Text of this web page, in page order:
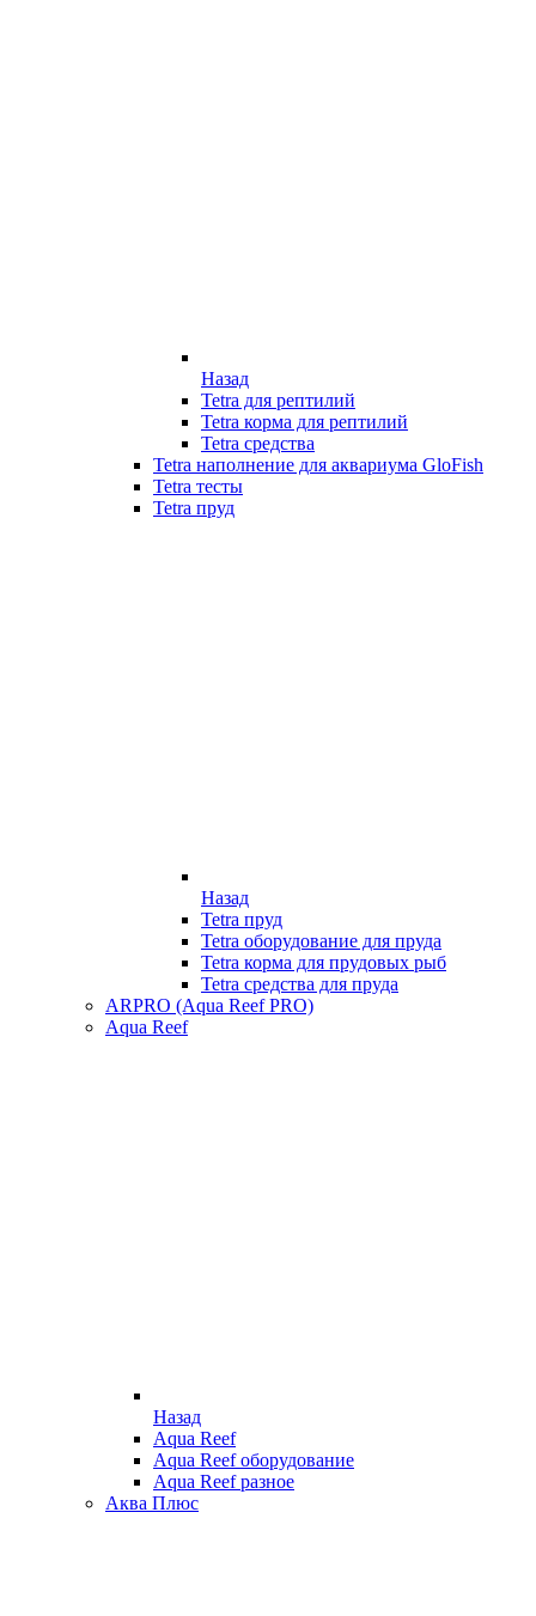
Назад
Tetra для рептилий
Tetra корма для рептилий
Tetra средства
Tetra наполнение для аквариума GloFish
Tetra тесты
Tetra пруд
Назад
Tetra пруд
Tetra оборудование для пруда
Tetra корма для прудовых рыб
Tetra средства для пруда
ARPRO (Aqua Reef PRO)
Aqua Reef
Назад
Aqua Reef
Aqua Reef оборудование
Aqua Reef разное
Аква Плюс